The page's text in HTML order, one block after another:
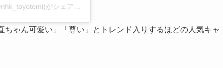
ゃん可愛い」「尊い」とトレンド入りするほどの人気キャ